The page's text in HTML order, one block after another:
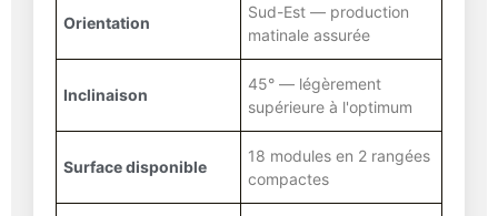
Orientation
Sud-Est — production
matinale assurée
Inclinaison
45° — légèrement
supérieure à l'optimum
Surface disponible
18 modules en 2 rangées
compactes